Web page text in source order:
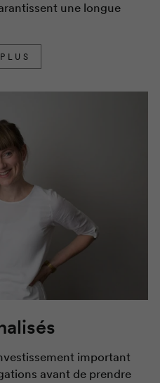
une longue
important
avant de prendre